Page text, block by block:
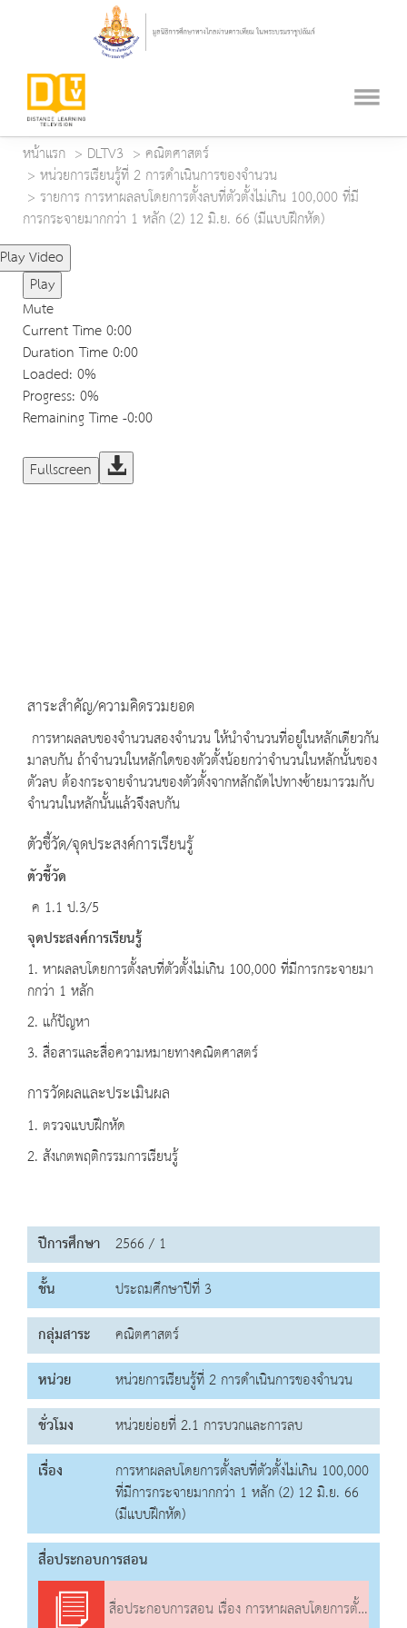
หน้าแรก DLTV3
คณิตศาสตร์
หน่วยการเรียนรู้ที่ 2 การดำเนินการของจำนวน
รายการ การหาผลลบโดยการตั้งลบที่ตัวตั้งไม่เกิน 100,000 ที่มี
การกระจายมากกว่า 1 หลัก (2) 12 มิ.ย. 66 (มีแบบฝึกหัด)
Play Video
Play
Mute
Current Time0:00
Duration Time0:00
Loaded: 0%
Progress: 0%
Remaining Time-0:00
Fullscreen
สาระสำคัญ/ความคิดรวมยอด
การหาผลลบของจำนวนสองจำนวน ให้นำจำนวนที่อยู่ในหลักเดียวกัน
มาลบกัน ถ้าจำนวนในหลักใดของตัวตั้งน้อยกว่าจำนวนในหลักนั้นของ
ตัวลบ ต้องกระจายจำนวนของตัวตั้งจากหลักถัดไปทางซ้ายมารวมกับ
จำนวนในหลักนั้นแล้วจึงลบกัน
ตัวชี้วัด/จุดประสงค์การเรียนรู้
ตัวชี้วัด
ค 1.1 ป.3/5
จุดประสงค์การเรียนรู้
1. หาผลลบโดยการตั้งลบที่ตัวตั้งไม่เกิน 100,000 ที่มีการกระจายมา
กกว่า 1 หลัก
2. แก้ปัญหา
3. สื่อสารและสื่อความหมายทางคณิตศาสตร์
การวัดผลและประเมินผล
1. ตรวจแบบฝึกหัด
2. สังเกตพฤติกรรมการเรียนรู้
ปีการศึกษา 2566 / 1
ชั้น
ประถมศึกษาปีที่ 3
กลุ่มสาระ
คณิตศาสตร์
หน่วย
หน่วยการเรียนรู้ที่ 2 การดำเนินการของจำนวน
ชั่วโมง
หน่วยย่อยที่ 2.1 การบวกและการลบ
เรื่อง
การหาผลลบโดยการตั้งลบที่ตัวตั้งไม่เกิน 100,000
ที่มีการกระจายมากกว่า 1 หลัก (2) 12 มิ.ย. 66
(มีแบบฝึกหัด)
สื่อประกอบการสอน
สื่อประกอบการสอน เรื่อง การหาผลลบโดยการตั้งลบที่ตัวตั้งไม่เกิน 100,000 ที่มีการกระจายมากกว่า 1 หลัก (2)